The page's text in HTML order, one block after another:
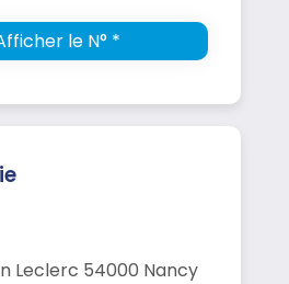
le N° *
Leclerc 54000 Nancy